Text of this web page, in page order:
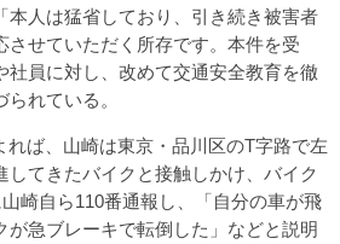
本人は猛省しており、引き続き被害者
させていただく所存です。本件を受
社員に対し、改めて交通安全教育を徹
れている。
ば、山崎は東京・品川区のT字路で左
してきたバイクと接触しかけ、バイク
崎自ら110番通報し、「自分の車が飛
が急ブレーキで転倒した」などと説明